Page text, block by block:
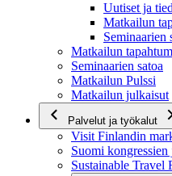
Uutiset ja
Matkailun
Seminaarien
Matkailun
Seminaarien satoa
Matkailun Pulssi
Matkailun julkaisut
Palvelut ja työkalut
Visit Finlandin
Suomi
Sustainable Travel